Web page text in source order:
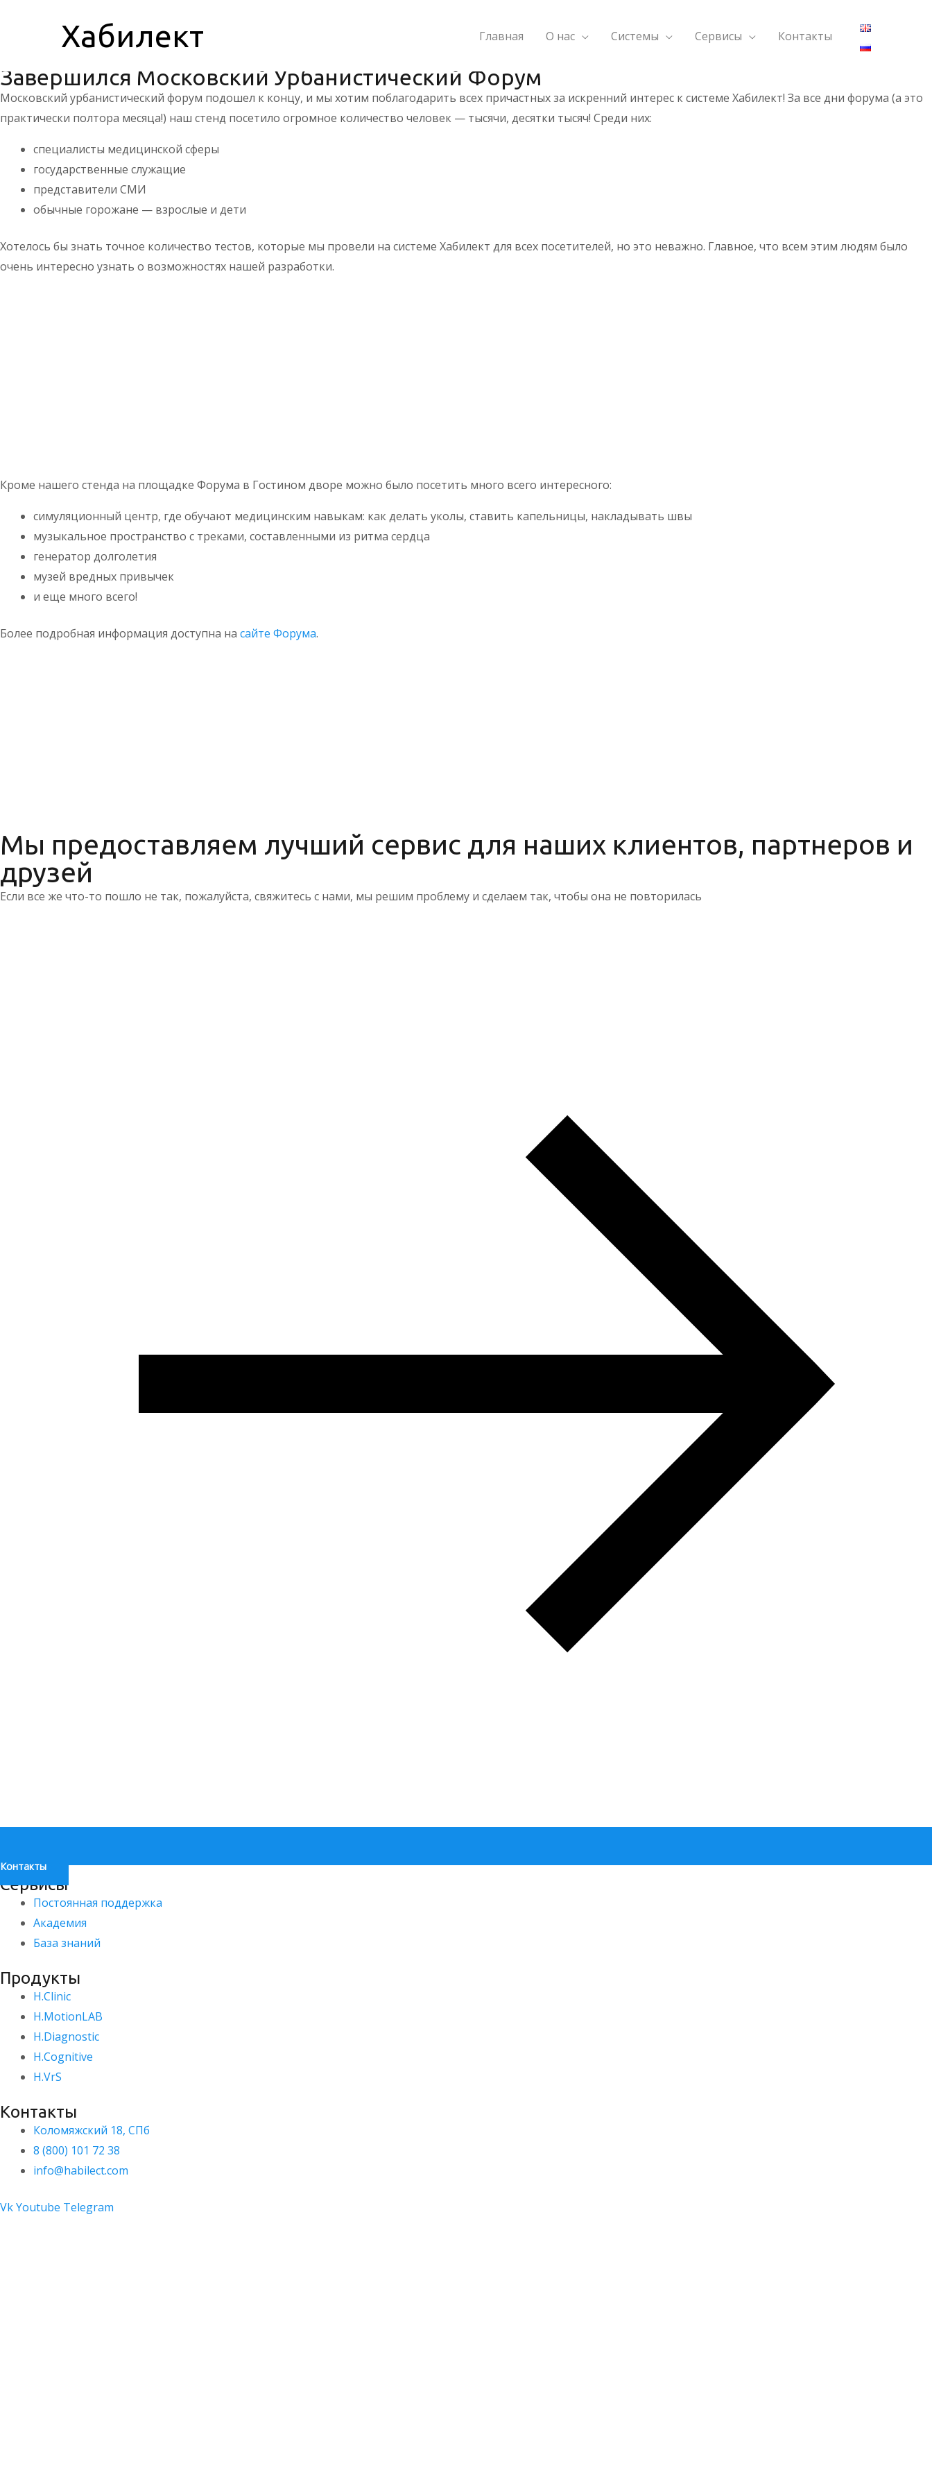
Хабилект Главная О нас Системы Сервисы Контакты
Московский Урбанистический Форум
Завершился Московский Урбанистический Форум
Московский урбанистический форум подошел к концу, и мы хотим поблагодарить всех причастных за искренний интерес к системе Хабилект! За все дни форума (а это
практически полтора месяца!) наш стенд посетило огромное количество человек — тысячи, десятки тысяч! Среди них:
специалисты медицинской сферы
государственные служащие
представители СМИ
обычные горожане — взрослые и дети
Хотелось бы знать точное количество тестов, которые мы провели на системе Хабилект для всех посетителей, но это неважно. Главное, что всем этим людям было
очень интересно узнать о возможностях нашей разработки.
Кроме нашего стенда на площадке Форума в Гостином дворе можно было посетить много всего интересного:
симуляционный центр, где обучают медицинским навыкам: как делать уколы, ставить капельницы, накладывать швы
музыкальное пространство с треками, составленными из ритма сердца
генератор долголетия
музей вредных привычек
и еще много всего!
Более подробная информация доступна на сайте Форума.
Мы предоставляем лучший сервис для наших клиентов, партнеров и
друзей
Если все же что-то пошло не так, пожалуйста, свяжитесь с нами, мы решим проблему и сделаем так, чтобы она не повторилась
Контакты
Сервисы
Постоянная поддержка
Академия
База знаний
Продукты
H.Clinic
H.MotionLAB
H.Diagnostic
H.Сognitive
H.VrS
Контакты
Коломяжский 18, СПб
8 (800) 101 72 38
info@habilect.com
VkYoutube Telegram